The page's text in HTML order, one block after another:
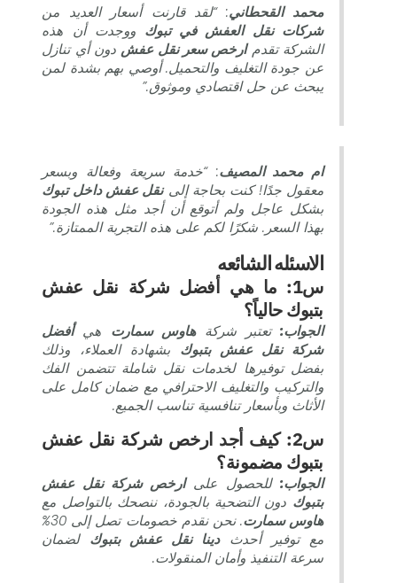
محمد القحطاني: “لقد قارنت أسعار العديد من
شركات نقل العفش في تبوك ووجدت أن هذه
الشركة تقدمارخص سعر نقل عفش دون أي تنازل
عن جودة التغليف والتحميل. أوصي بهم بشدة لمن
يبحث عن حل اقتصادي وموثوق.”
ام محمد المصيف: “خدمة سريعة وفعالة وبسعر
معقول جدًا! كنت بحاجة إلىنقل عفش داخل تبوك
بشكل عاجل ولم أتوقع أن أجد مثل هذه الجودة
بهذا السعر. شكرًا لكم على هذه التجربة الممتازة.”
الاسئله الشائعه
س1: ما هي أفضل شركة نقل عفش
بتبوك حالياً؟
الجواب: تعتبر شركةهاوس سمارت هيأفضل
شركة نقل عفش بتبوك بشهادة العملاء، وذلك
بفضل توفيرها لخدمات نقل شاملة تتضمن الفك
والتركيب والتغليف الاحترافي مع ضمان كامل على
الأثاث وبأسعار تنافسية تناسب الجميع.
س2: كيف أجد ارخص شركة نقل عفش
بتبوك مضمونة؟
الجواب: للحصول علىارخص شركة نقل عفش
بتبوك دون التضحية بالجودة، ننصحك بالتواصل مع
هاوس سمارت
. نحن نقدم خصومات تصل إلى 30%
مع توفير أحدثدينا نقل عفش بتبوك لضمان
سرعة التنفيذ وأمان المنقولات.